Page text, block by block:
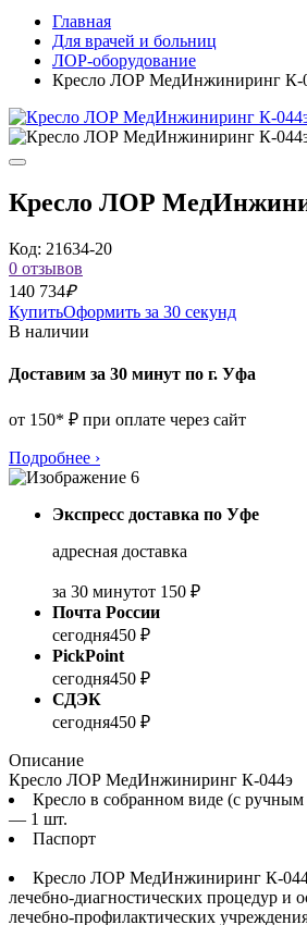
Главная
Для врачей и больниц
ЛОР-оборудование
Кресло ЛОР МедИнжиниринг К-
Кресло ЛОР
Код: 21634-20
0 отзывов
140 734₽
КупитьОформить за 30 секунд
В наличии
Доставим за 30 минут по г. Уфа
от 150* ₽ при оплате через сайт
Подробнее ›
Экспресс доставка по Уфе
адресная доставка
за 30 минутот 150 ₽
Почта России
сегодня450 ₽
PickPoint
сегодня450 ₽
СДЭК
сегодня450 ₽
Описание
Кресло ЛОР МедИнжиниринг К-044э
Кресло в собранном виде (с ручным
— 1 шт.
Паспорт
Кресло ЛОР МедИнжиниринг К-
лечебно-диагностических процедур и
лечебно-профилактических